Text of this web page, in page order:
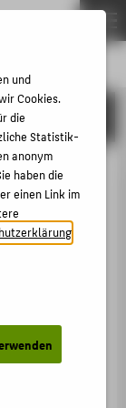
und
Cookies.
die
Statistik-
anonym
haben die
einen Link im